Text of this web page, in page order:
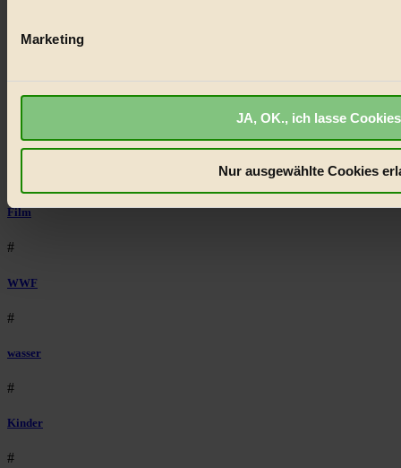
welche Inhalte besonders gut ankommen, Inhalte wie
Bist du damit einverstanden?
Marketing
JA, OK., ich lasse
Nur ausgewählte Cookies
Mode
Film
#
WWF
#
wasser
#
Kinder
#